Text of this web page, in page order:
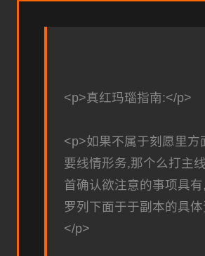
<p>真红玛瑙指南:</p>
<p>如果不属于刻愿里方
要线情形务,那个么打主
首确认欲注意的事项具有
罗列下面于于副本的具体
</p>